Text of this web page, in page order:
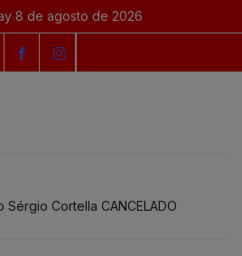
8 de agosto de 2026
Cortella CANCELADO